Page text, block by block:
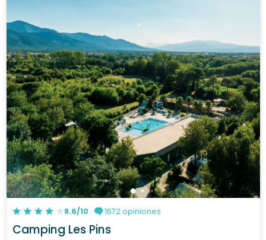
8.6/10 1672 opiniones
Camping Les Pins